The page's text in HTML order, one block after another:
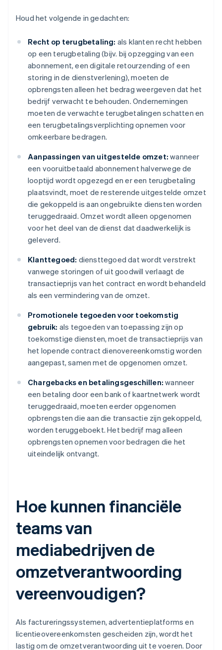
Houd het volgende in gedachten:
Recht op terugbetaling: als klanten recht hebben
op een terugbetaling (bijv. bij opzegging van een
abonnement, een digitale retourzending of een
storing in de dienstverlening), moeten de
opbrengsten alleen het bedrag weergeven dat het
bedrijf verwacht te behouden. Ondernemingen
moeten de verwachte terugbetalingen schatten en
een terugbetalingsverplichting opnemen voor
omkeerbare bedragen.
Aanpassingen van uitgestelde omzet: wanneer
een vooruitbetaald abonnement halverwege de
looptijd wordt opgezegd en er een terugbetaling
plaatsvindt, moet de resterende uitgestelde omzet
die gekoppeld is aan ongebruikte diensten worden
teruggedraaid. Omzet wordt alleen opgenomen
voor het deel van de dienst dat daadwerkelijk is
geleverd.
Klanttegoed: diensttegoed dat wordt verstrekt
vanwege storingen of uit goodwill verlaagt de
transactieprijs van het contract en wordt behandeld
als een vermindering van de omzet.
Promotionele tegoeden voor toekomstig
gebruik: als tegoeden van toepassing zijn op
toekomstige diensten, moet de transactieprijs van
het lopende contract dienovereenkomstig worden
aangepast, samen met de opgenomen omzet.
Chargebacks en betalingsgeschillen: wanneer
een betaling door een bank of kaartnetwerk wordt
teruggedraaid, moeten eerder opgenomen
opbrengsten die aan die transactie zijn gekoppeld,
worden teruggeboekt. Het bedrijf mag alleen
opbrengsten opnemen voor bedragen die het
uiteindelijk ontvangt.
Hoe kunnen financiële
teams van
mediabedrijven de
omzetverantwoording
vereenvoudigen?
Als factureringssystemen, advertentieplatforms en
licentieovereenkomsten gescheiden zijn, wordt het
lastig om de omzetverantwoording uit te voeren. Door